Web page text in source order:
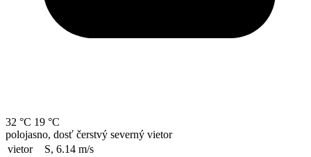
32 °C 19 °C
polojasno, dosť čerstvý severný vietor
vietor
S, 6.14 m/s